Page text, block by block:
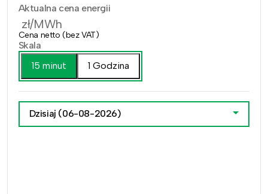
Aktualna cena energii
zł/MWh
Cena netto (bez VAT)
Skala
15 minut
1 Godzina
Dzisiaj (06-08-2026)